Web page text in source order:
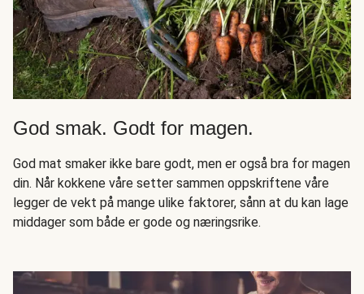
God smak. Godt for magen.
God mat smaker ikke bare godt, men er også bra for magen
din. Når kokkene våre setter sammen oppskriftene våre
legger de vekt på mange ulike faktorer, sånn at du kan lage
middager som både er gode og næringsrike.